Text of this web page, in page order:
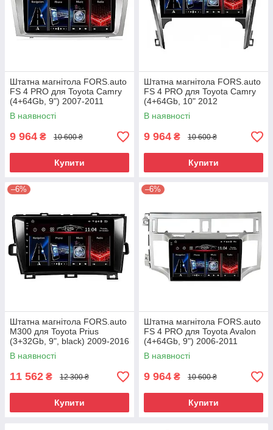
Штатна магнітола FORS.auto
FS 4 PRO для Toyota Camry
(4+64Gb, 9") 2007-2011
В наявності
9 964 ₴ 10 600 ₴
Купити
Штатна магнітола FORS.auto
FS 4 PRO для Toyota Camry
(4+64Gb, 10" 2012
В наявності
9 964 ₴ 10 600 ₴
Купити
–6%
Штатна магнітола FORS.auto
М300 для Toyota Prius
(3+32Gb, 9", black) 2009-2016
В наявності
11 562 ₴ 12 300 ₴
Купити
–6%
Штатна магнітола FORS.auto
FS 4 PRO для Toyota Avalon
(4+64Gb, 9") 2006-2011
В наявності
9 964 ₴ 10 600 ₴
Купити